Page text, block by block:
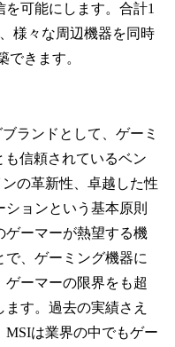
可能にします。合計1
様々な周辺機器を同時
できます。
ランドとして、ゲーミ
も信頼されているベン
の革新性、卓越した性
ョンという基本原則
ゲーマーが熱望する機
、ゲーミング機器に
ーマーの限界をも超
す。過去の実績さえ
は業界の中でもゲー